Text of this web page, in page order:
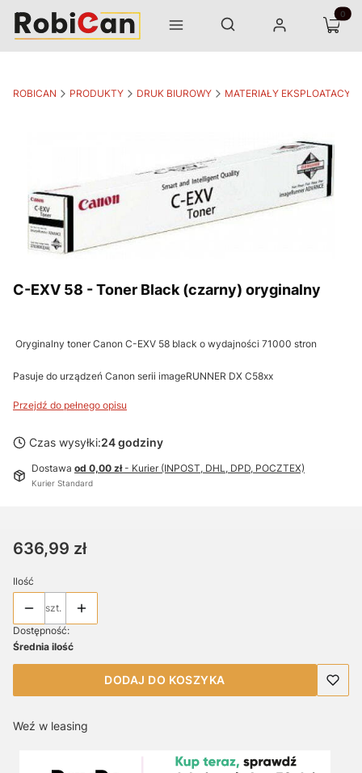
Menu Otwórz wyszukiwarkę
Szukaj Zaloguj się Koszyk
ROBICAN PRODUKTY DRUK BIUROWY MATERIAŁY
C-EXV 58 - Toner Black (czarny) oryginalny
Oryginalny toner Canon C-EXV 58 black o wydajności 71000 stron
Pasuje do urządzeń Canon serii imageRUNNER DX C58xx
Przejdź do pełnego opisu
Czas wysyłki:24 godziny
Dostawa od 0,00 zł- Kurier (INPOST, DHL, DPD, POCZTEX)
Kurier Standard
Cena
636,99 zł
Ilość
szt.
Dostępność:
Średnia ilość
DODAJ DO KOSZYKA
Weź w leasing